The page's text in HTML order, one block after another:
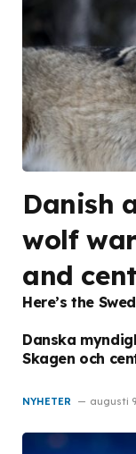
Danish
wolf
and
Here’s the
Danska
Skagen och
NYHETER augusti